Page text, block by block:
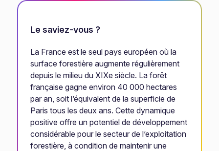
Le saviez-vous ?
La France est le seul pays européen où la
surface forestière augmente régulièrement
depuis le milieu du XIXe siècle. La forêt
française gagne environ 40 000 hectares
par an, soit l’équivalent de la superficie de
Paris tous les deux ans. Cette dynamique
positive offre un potentiel de développement
considérable pour le secteur de l’exploitation
forestière, à condition de maintenir une